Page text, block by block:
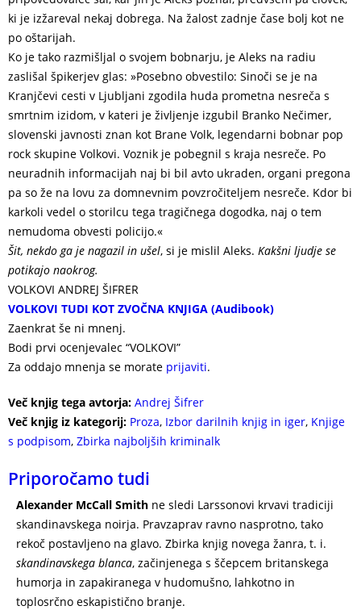
ki je izžareval nekaj dobrega. Na žalost zadnje čase bolj kot ne
po oštarijah.
Ko je tako razmišljal o svojem bobnarju, je Aleks na radiu
zaslišal špikerjev glas: »Posebno obvestilo: Sinoči se je na
Kranjčevi cesti v Ljubljani zgodila huda prometna nesreča s
smrtnim izidom, v kateri je življenje izgubil Branko Nečimer,
slovenski javnosti znan kot Brane Volk, legendarni bobnar pop
rock skupine Volkovi. Voznik je pobegnil s kraja nesreče. Po
neuradnih informacijah naj bi bil avto ukraden, organi pregona
pa so že na lovu za domnevnim povzročiteljem nesreče. Kdor bi
karkoli vedel o storilcu tega tragičnega dogodka, naj o tem
nemudoma obvesti policijo.«
Šit, nekdo ga je nagazil in ušel, si je mislil Aleks. Kakšni ljudje se
potikajo naokrog.
VOLKOVI ANDREJ ŠIFRER
VOLKOVI TUDI KOT ZVOČNA KNJIGA (Audibook)
Zaenkrat še ni mnenj.
Bodi prvi ocenjevalec “VOLKOVI”
Za oddajo mnenja se morate prijaviti.
Več knjig tega avtorja: Andrej Šifrer
Več knjig iz kategorij: Proza, Izbor darilnih knjig in iger, Knjige
s podpisom, Zbirka najboljših kriminalk
Priporočamo tudi
Alexander McCall Smith ne sledi Larssonovi krvavi tradiciji
skandinavskega noirja. Pravzaprav ravno nasprotno, tako
rekoč postavljeno na glavo. Zbirka knjig novega žanra, t. i.
skandinavskega blanca, začinjenega s ščepcem britanskega
humorja in zapakiranega v hudomušno, lahkotno in
toplosrčno eskapistično branje.